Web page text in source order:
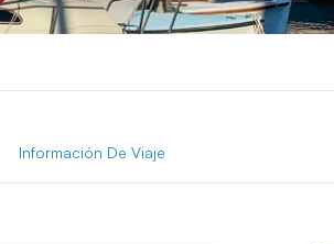
Información De Viaje